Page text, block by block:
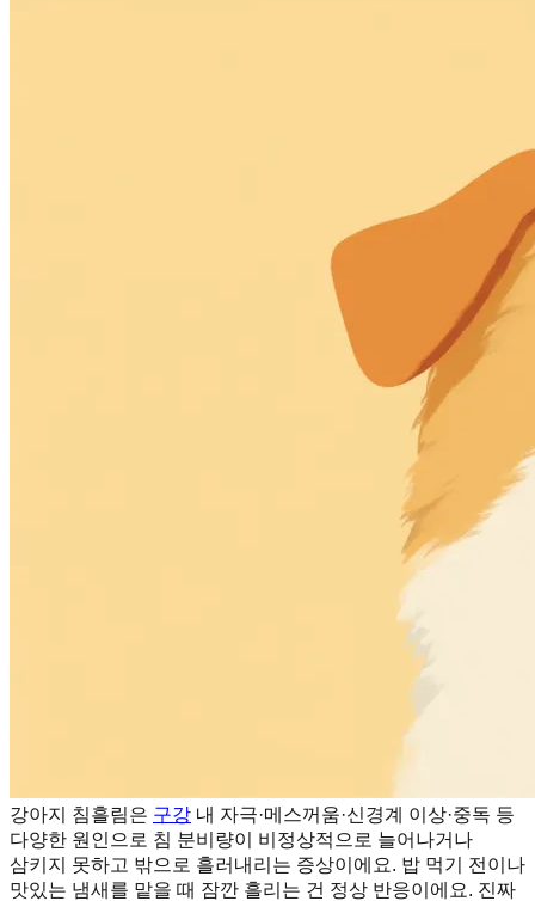
강아지 침흘림은 구강 내 자극·메스꺼움·신경계 이상·중독 등
다양한 원인으로 침 분비량이 비정상적으로 늘어나거나
삼키지 못하고 밖으로 흘러내리는 증상이에요. 밥 먹기 전이나
맛있는 냄새를 맡을 때 잠깐 흘리는 건 정상 반응이에요. 진짜